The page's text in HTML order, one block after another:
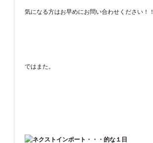
気になる方はお早めにお問い合わせください！！
ではまた。